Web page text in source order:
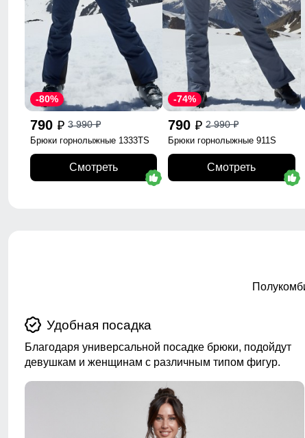
790 p 3 990p
-80%
Брюки горнолыжные 1333TS
Смотреть
790 p 2 990p
-74%
Брюки горнолыжные 911S
Смотреть
Удобная посадка
Благодаря универсальной посадке брюки, подойдут
девушкам и женщинам с различным типом фигур.